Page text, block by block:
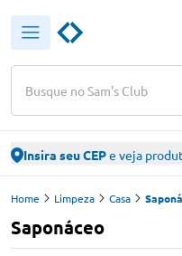
Busque no Sam's Club
Insira seu CEPe veja
Home Limpeza Casa
Saponáceo